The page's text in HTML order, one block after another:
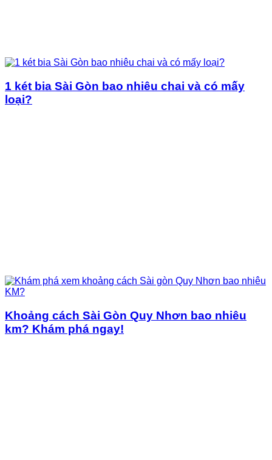
1 két bia Sài Gòn bao nhiêu chai và có mấy
loại?
Khoảng cách Sài Gòn Quy Nhơn bao nhiêu
km? Khám phá ngay!